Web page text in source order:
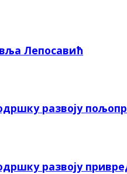
Лепосавић
развоју
развоју